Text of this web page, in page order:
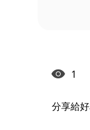
1
分享給